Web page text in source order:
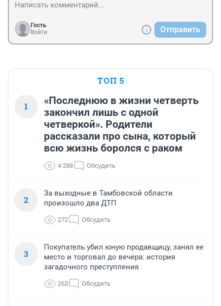
Гость
Войти
Отправить
ТОП 5
1
«Последнюю в жизни четверть
закончил лишь с одной
четверкой». Родители
рассказали про сына, который
всю жизнь боролся с раком
4 288 Обсудить
2
За выходные в Тамбовской области
произошло два ДТП
272 Обсудить
3
Покупатель убил юную продавщицу, занял ее
место и торговал до вечера: история
загадочного преступления
263 Обсудить